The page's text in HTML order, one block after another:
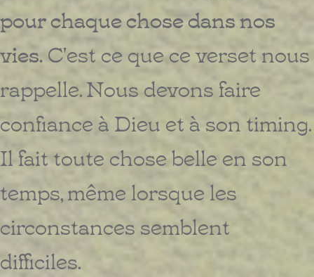
pour chaque chose dans nos
vies.C'est ce que ce verset nous
rappelle. Nous devons faire
confiance à Dieu et à son timing.
Il fait toute chose belle en son
temps, même lorsque les
circonstances semblent
difficiles.